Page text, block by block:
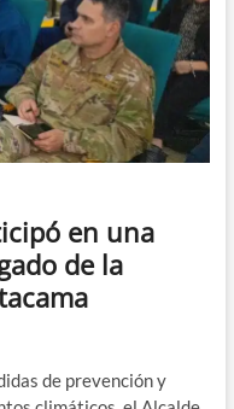
en una
de la
de prevención y